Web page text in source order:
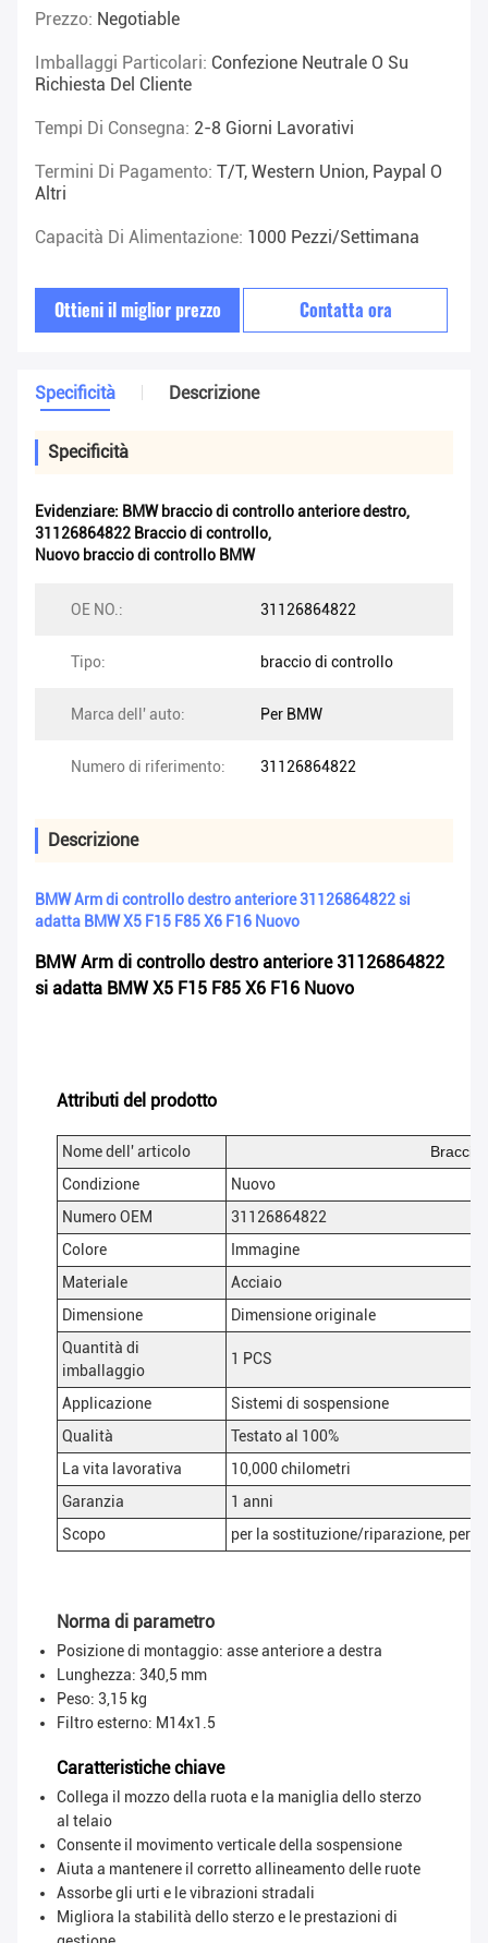
Prezzo: Negotiable
Imballaggi Particolari: Confezione Neutrale O Su
Richiesta Del Cliente
Tempi Di Consegna: 2-8 Giorni Lavorativi
Termini Di Pagamento: T/T, Western Union, Paypal O
Altri
Capacità Di Alimentazione: 1000 Pezzi/settimana
Ottieni il miglior prezzo Contatta ora
Specificità Descrizione
Specificità
Evidenziare: BMW braccio di controllo anteriore destro,
31126864822 Braccio di controllo,
Nuovo braccio di controllo BMW
OE NO.: 31126864822
Tipo: braccio di controllo
Marca dell' auto: Per BMW
Numero di riferimento: 31126864822
Descrizione
BMW Arm di controllo destro anteriore 31126864822 si
adatta BMW X5 F15 F85 X6 F16 Nuovo
BMW Arm di controllo destro anteriore 31126864822
si adatta BMW X5 F15 F85 X6 F16 Nuovo
Attributi del prodotto
Nome dell' articolo
Braccio
Condizione
Nuovo
Numero OEM
31126864822
Colore
Immagine
Materiale
Acciaio
Dimensione
Dimensione originale
Quantità di
imballaggio
1 PCS
Applicazione
Sistemi di sospensione
Qualità
Testato al 100%
La vita lavorativa
10,000 chilometri
Garanzia
1 anni
Scopo
per la sostituzione/riparazione, per
Norma di parametro
Posizione di montaggio: asse anteriore a destra
Lunghezza: 340,5 mm
Peso: 3,15 kg
Filtro esterno: M14x1.5
Caratteristiche chiave
Collega il mozzo della ruota e la maniglia dello sterzo
al telaio
Consente il movimento verticale della sospensione
Aiuta a mantenere il corretto allineamento delle ruote
Assorbe gli urti e le vibrazioni stradali
Migliora la stabilità dello sterzo e le prestazioni di